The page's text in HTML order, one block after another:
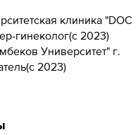
клиника "DOC
гинеколог(с 2023)
Университет" г.
(с 2023)